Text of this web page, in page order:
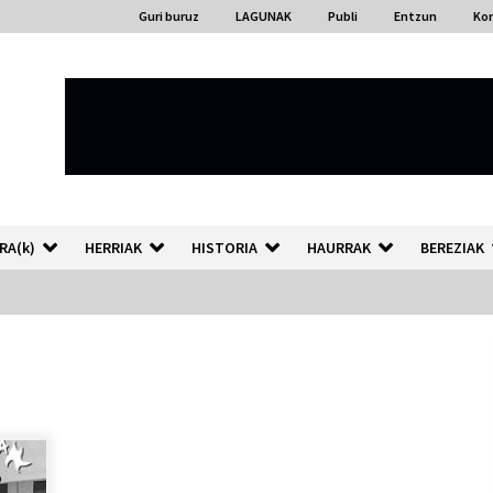
Guri buruz LAGUNAK Publi Entzun
HERRIAK HISTORIA HAURRAK BEREZIAK